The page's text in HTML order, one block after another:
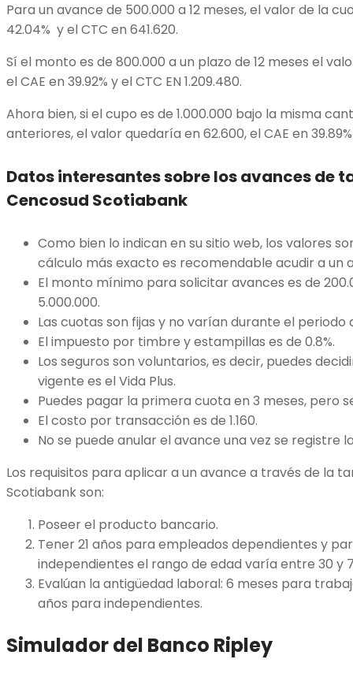
Para un avance de 500.000 a 12 meses, el valor de la
42.04% y el CTC en 641.620.
Sí el monto es de 800.000 a un plazo de 12 meses el
el CAE en 39.92% y el CTC EN 1.209.480.
Ahora bien, si el cupo es de 1.000.000 bajo la misma
anteriores, el valor quedaría en 62.600, el CAE en 39.89%
Datos interesantes sobre los avances de
Cencosud Scotiabank
Como bien lo indican en su sitio web, los valores
cálculo más exacto es recomendable acudir a un
El monto mínimo para solicitar avances es de
5.000.000.
Las cuotas son fijas y no varían durante el
El impuesto por timbre y estampillas es de 0.8%.
Los seguros son voluntarios, es decir, puedes
vigente es el Vida Plus.
Puedes pagar la primera cuota en 3 meses, pero
El costo por transacción es de 1.160.
No se puede anular el avance una vez se registre
Los requisitos para aplicar a un avance a través de la
Scotiabank son:
Poseer el producto bancario.
Tener 21 años para empleados dependientes y
independientes el rango de edad varía entre 30 y
Evalúan la antigüedad laboral: 6 meses para
años para independientes.
Simulador del Banco Ripley